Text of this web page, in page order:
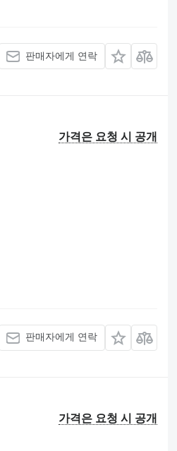
판매자에게 연락
가격은 요청 시 공개
판매자에게 연락
가격은 요청 시 공개